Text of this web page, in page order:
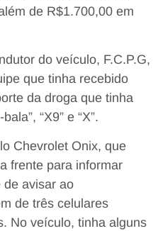
de R$1.700,00 em
do veículo, F.C.P.G,
que tinha recebido
da droga que tinha
“X9” e “X”.
Chevrolet Onix, que
frente para informar
de avisar ao
de três celulares
No veículo, tinha alguns